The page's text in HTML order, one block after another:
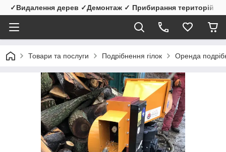
✓Видалення дерев ✓Демонтаж ✓ Прибирання територій
Товари та послуги Подрібнення гілок Оренда